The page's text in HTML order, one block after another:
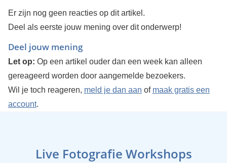
Er zijn nog geen reacties op dit artikel.
Deel als eerste jouw mening over dit onderwerp!
Deel jouw mening
Let op: Op een artikel ouder dan een week kan alleen
gereageerd worden door aangemelde bezoekers.
Wil je toch reageren, meld je dan aan of maak gratis een
account.
Live Fotografie Workshops